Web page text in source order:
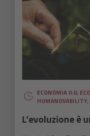
ECONOMIA 0.0,
HUMANOVABILITY,
L’evoluzione è